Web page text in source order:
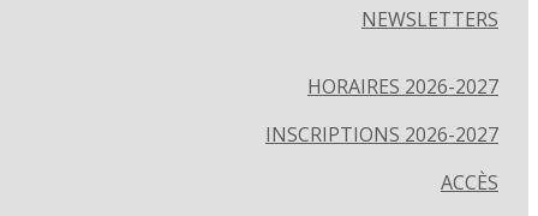
NEWSLETTERS
HORAIRES 2026-2027
INSCRIPTIONS 2026-2027
ACCÈS